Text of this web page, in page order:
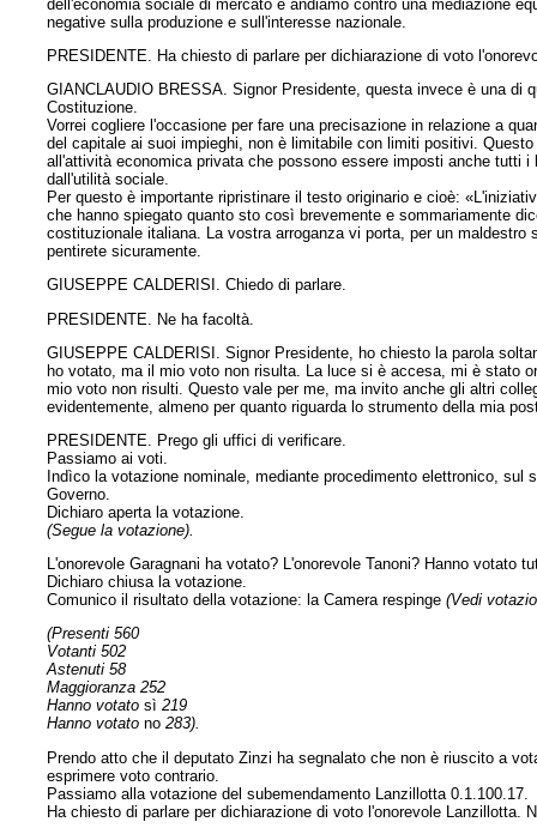
dell'economia sociale di mercato e andiamo contro una mediazione
negative sulla produzione e sull'interesse nazionale.
PRESIDENTE. Ha chiesto di parlare per dichiarazione di voto
GIANCLAUDIO BRESSA. Signor Presidente, questa invece è una di
Costituzione.
Vorrei cogliere l'occasione per fare una precisazione in relazione a
del capitale ai suoi impieghi, non è limitabile con limiti positivi.
all'attività economica privata che possono essere imposti anche tutti
dall'utilità sociale.
Per questo è importante ripristinare il testo originario e cioè:
che hanno spiegato quanto sto così brevemente e sommariamente
costituzionale italiana. La vostra arroganza vi porta, per un
pentirete sicuramente.
GIUSEPPE CALDERISI. Chiedo di parlare.
PRESIDENTE. Ne ha facoltà.
GIUSEPPE CALDERISI. Signor Presidente, ho chiesto la parola
ho votato, ma il mio voto non risulta. La luce si è accesa, mi è stato
mio voto non risulti. Questo vale per me, ma invito anche gli altri
evidentemente, almeno per quanto riguarda lo strumento della mia
PRESIDENTE. Prego gli uffici di verificare.
Passiamo ai voti.
Indìco la votazione nominale, mediante procedimento elettronico,
Governo.
Dichiaro aperta la votazione.
(Segue la votazione).
L'onorevole Garagnani ha votato? L'onorevole Tanoni? Hanno votato
Dichiaro chiusa la votazione.
Comunico il risultato della votazione: la Camera respinge(Vedi
(Presenti 560
Votanti 502
Astenuti 58
Maggioranza 252
Hanno votato sì219
Hanno votato no283).
Prendo atto che il deputato Zinzi ha segnalato che non è riuscito a
esprimere voto contrario.
Passiamo alla votazione del subemendamento Lanzillotta 0.1.100.17.
Ha chiesto di parlare per dichiarazione di voto l'onorevole Lanzillotta.